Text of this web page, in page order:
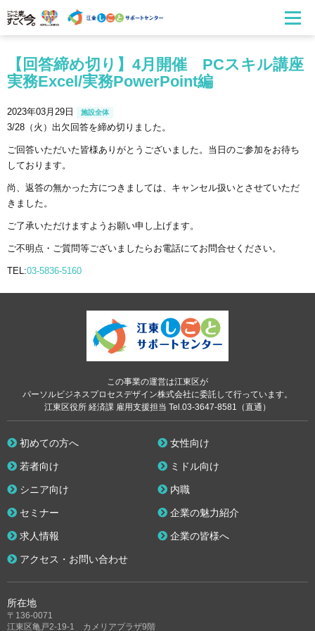
【回答締め切り】4月開催 PCスキル講座
実務Excel/実務PowerPoint編
2023年03月29日 施設全体
3/28（火）出欠回答を締め切りました。
ご回答いただいた皆様ありがとうございました。当日のご参加をお待ち
しております。
尚、返答の無かった方につきましては、キャンセル扱いとさせていただ
きました。
ご了承いただけますようお願い申し上げます。
ご不明点・ご質問等ございましたらお電話にてお問合せください。
TEL:03-5836-5160
この事業の運営は江東区が
パーソルビジネスプロセスデザイン株式会社に委託して行っています。
江東区役所 経済課 雇用支援担当 Tel.03-3647-8581（直通）
所在地
〒136-0071
江東区亀戸2-19-1 カメリアプラザ9階
初めての方へ 女性向け
若者向け ミドル向け
シニア向け 内職
セミナー 企業の魅力紹介
求人情報 企業の皆様へ
アクセス・お問い合わせ